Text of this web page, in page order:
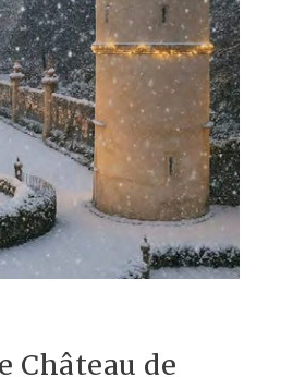
Château de